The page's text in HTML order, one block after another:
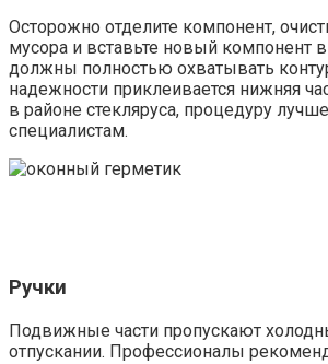
Осторожно отделите компонент,
мусора и вставьте новый компонент
должны полностью охватывать
надежности приклеивается нижняя
в районе стекляруса, процедуру
специалистам.
Ручки
Подвижные части пропускают
отпускании. Профессионалы